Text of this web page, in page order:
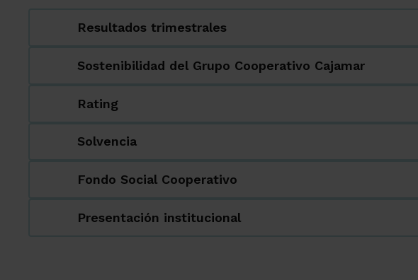
Resultados trimestrales
Sostenibilidad del Grupo Cooperativo Cajamar
Rating
Solvencia
Fondo Social Cooperativo
Presentación institucional